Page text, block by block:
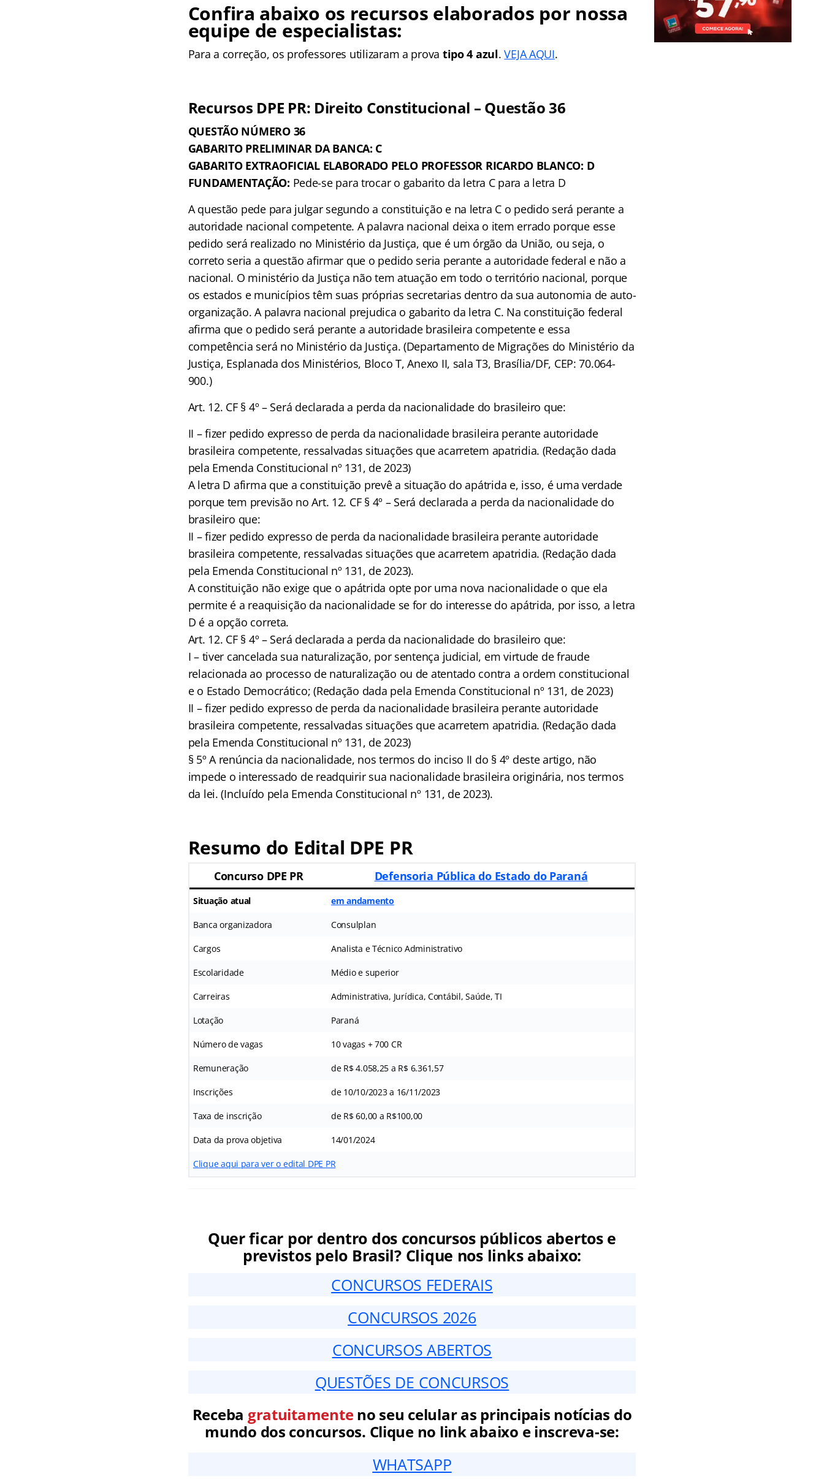
Confira abaixo os recursos elaborados por nossa
equipe de especialistas:
Para a correção, os professores utilizaram a prova tipo 4 azul.VEJA AQUI.
Recursos DPE PR: Direito Constitucional – Questão 36
QUESTÃO NÚMERO 36
GABARITO PRELIMINAR DA BANCA: C
GABARITO EXTRAOFICIAL ELABORADO PELO PROFESSOR RICARDO BLANCO: D
FUNDAMENTAÇÃO: Pede-se para trocar o gabarito da letra C para a letra D
A questão pede para julgar segundo a constituição e na letra C o pedido será perante a
autoridade nacional competente. A palavra nacional deixa o item errado porque esse
pedido será realizado no Ministério da Justiça, que é um órgão da União, ou seja, o
correto seria a questão afirmar que o pedido seria perante a autoridade federal e não a
nacional. O ministério da Justiça não tem atuação em todo o território nacional, porque
os estados e municípios têm suas próprias secretarias dentro da sua autonomia de auto-
organização. A palavra nacional prejudica o gabarito da letra C. Na constituição federal
afirma que o pedido será perante a autoridade brasileira competente e essa
competência será no Ministério da Justiça. (Departamento de Migrações do Ministério da
Justiça, Esplanada dos Ministérios, Bloco T, Anexo II, sala T3, Brasília/DF, CEP: 70.064-
900.)
Art. 12. CF § 4º – Será declarada a perda da nacionalidade do brasileiro que:
II – fizer pedido expresso de perda da nacionalidade brasileira perante autoridade
brasileira competente, ressalvadas situações que acarretem apatridia. (Redação dada
pela Emenda Constitucional nº 131, de 2023)
A letra D afirma que a constituição prevê a situação do apátrida e, isso, é uma verdade
porque tem previsão no Art. 12. CF § 4º – Será declarada a perda da nacionalidade do
brasileiro que:
II – fizer pedido expresso de perda da nacionalidade brasileira perante autoridade
brasileira competente, ressalvadas situações que acarretem apatridia. (Redação dada
pela Emenda Constitucional nº 131, de 2023).
A constituição não exige que o apátrida opte por uma nova nacionalidade o que ela
permite é a reaquisição da nacionalidade se for do interesse do apátrida, por isso, a letra
D é a opção correta.
Art. 12. CF § 4º – Será declarada a perda da nacionalidade do brasileiro que:
I – tiver cancelada sua naturalização, por sentença judicial, em virtude de fraude
relacionada ao processo de naturalização ou de atentado contra a ordem constitucional
e o Estado Democrático; (Redação dada pela Emenda Constitucional nº 131, de 2023)
II – fizer pedido expresso de perda da nacionalidade brasileira perante autoridade
brasileira competente, ressalvadas situações que acarretem apatridia. (Redação dada
pela Emenda Constitucional nº 131, de 2023)
§ 5º A renúncia da nacionalidade, nos termos do inciso II do § 4º deste artigo, não
impede o interessado de readquirir sua nacionalidade brasileira originária, nos termos
da lei. (Incluído pela Emenda Constitucional nº 131, de 2023).
Resumo do Edital DPE PR
Concurso DPE PR Defensoria Pública do Estado do Paraná
Situação atual em andamento
Banca organizadora Consulplan
Cargos Analista e Técnico Administrativo
Escolaridade Médio e superior
Carreiras Administrativa, Jurídica, Contábil, Saúde, TI
Lotação Paraná
Número de vagas 10 vagas + 700 CR
Remuneração de R$ 4.058,25 a R$ 6.361,57
Inscrições de 10/10/2023 a 16/11/2023
Taxa de inscrição de R$ 60,00 a R$100,00
Data da prova objetiva 14/01/2024
Clique aqui para ver o edital DPE PR
Quer ficar por dentro dos concursos públicos abertos e
previstos pelo Brasil? Clique nos links abaixo:
CONCURSOS FEDERAIS
CONCURSOS 2026
CONCURSOS ABERTOS
QUESTÕES DE CONCURSOS
Receba gratuitamenteno seu celular as principais notícias do
mundo dos concursos. Clique no link abaixo e inscreva-se:
WHATSAPP